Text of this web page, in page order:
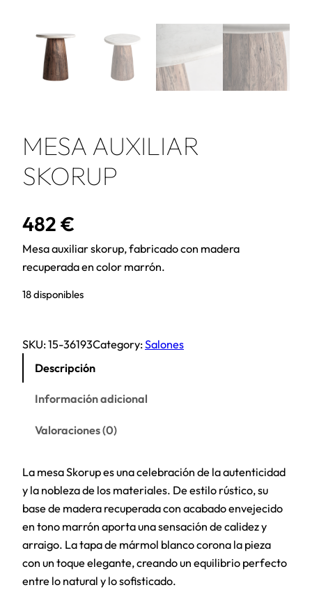
MESA AUXILIAR
SKORUP
482 €
Mesa auxiliar skorup, fabricado con madera
recuperada en color marrón.
18 disponibles
SKU:15-36193Category:Salones
Descripción
Información adicional
Valoraciones (0)
La mesa Skorup es una celebración de la autenticidad
y la nobleza de los materiales. De estilo rústico, su
base de madera recuperada con acabado envejecido
en tono marrón aporta una sensación de calidez y
arraigo. La tapa de mármol blanco corona la pieza
con un toque elegante, creando un equilibrio perfecto
entre lo natural y lo sofisticado.